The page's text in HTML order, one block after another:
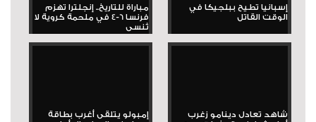
إسبانيا تطيح ببلجيكا في
الوقت القاتل
مباراة للتاريخ.. إنجلترا تهزم
فرنسا 6-4 في ملحمة كروية لا
تُنسى
شاهد تعادل دينامو زغرب
إمبولو يتلقى أغرب بطاقة